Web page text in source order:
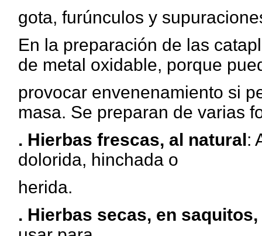
gota, furúnculos y
En la preparación de las
de metal oxidable, porque
provocar envenenamiento si
masa. Se preparan de varias
. Hierbas frescas, al natural:
dolorida, hinchada o
herida.
. Hierbas secas, en